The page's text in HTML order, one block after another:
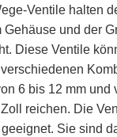
Ventile halten
und der
Diese Ventile
6 bis 12 mm und
reichen. Die
Sie sind